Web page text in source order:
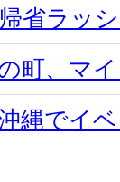
省ラッ
町、マ
縄でイ